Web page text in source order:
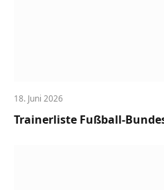
18. Juni 2026
Trainerliste Fußball-